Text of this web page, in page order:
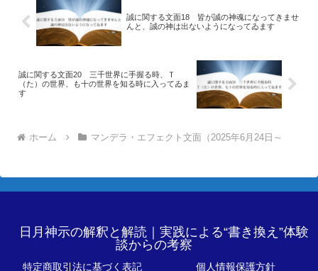
誠に関する文面18 皆が誠の神魂になってきませ
んと、誠の神は出ないようになってゐます
誠に関する文面20 三千世界に手握る時、Ｔ
（た）の世界、も十の世界を知る時に入ってゐま
す
ホーム マンデラ・エフェクト文面（2025年6月24日～
日月神示の解釈と解読｜実践による“書き換え”体験
談からの考察
特定商取引法に基づく表記 個人情報保護方針